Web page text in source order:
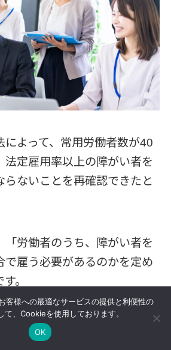
によって、常用労働者数が40
法定雇用率以上の障がい者を
らないことを再確認できたと
「労働者のうち、障がい者を
で雇う必要があるのかを定め
。
害者雇用促進法の前身となる
進法が制定された1960年まで
客様への最適なサービスの提供と利便性の
て、Cookieを使用しております。
OK